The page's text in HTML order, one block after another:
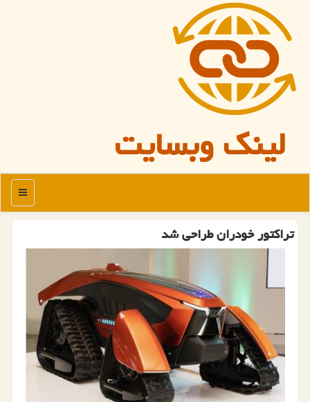
لینک وبسایت
منو
تراكتور خودران طراحی شد